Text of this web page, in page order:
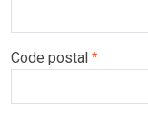
Code postal *